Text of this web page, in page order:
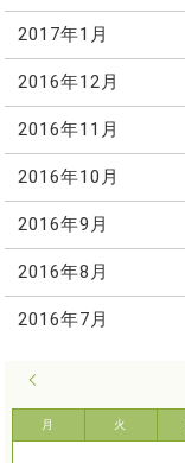
2017年1月
2016年12月
2016年11月
2016年10月
2016年9月
2016年8月
2016年7月
月 火